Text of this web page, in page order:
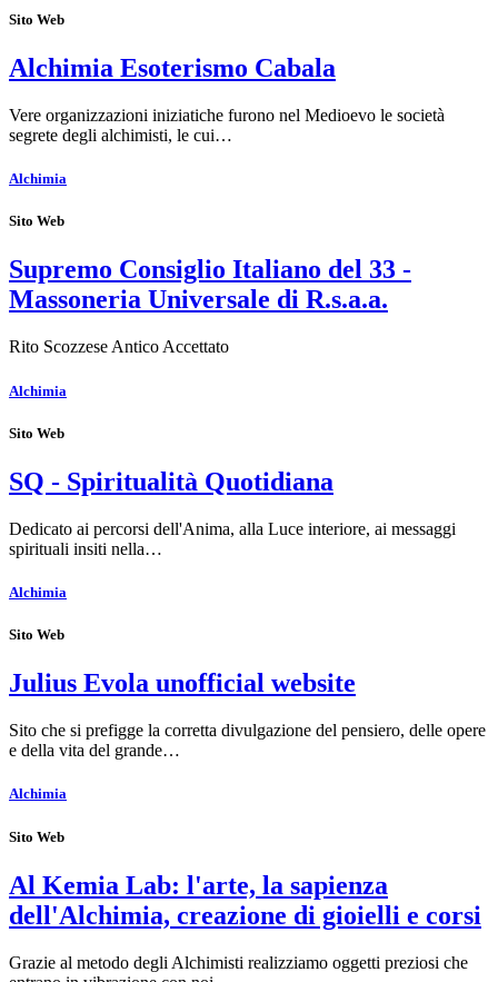
Sito Web
Alchimia Esoterismo Cabala
Vere organizzazioni iniziatiche furono nel Medioevo le società
segrete degli alchimisti, le cui…
Alchimia
Sito Web
Supremo Consiglio Italiano del 33 -
Massoneria Universale di R.s.a.a.
Rito Scozzese Antico Accettato
Alchimia
Sito Web
SQ - Spiritualità Quotidiana
Dedicato ai percorsi dell'Anima, alla Luce interiore, ai messaggi
spirituali insiti nella…
Alchimia
Sito Web
Julius Evola unofficial website
Sito che si prefigge la corretta divulgazione del pensiero, delle opere
e della vita del grande…
Alchimia
Sito Web
Al Kemia Lab: l'arte, la sapienza
dell'Alchimia, creazione di gioielli e corsi
Grazie al metodo degli Alchimisti realizziamo oggetti preziosi che